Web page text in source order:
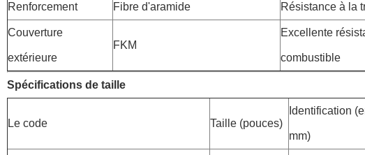
Renforcement Fibre d'aramide Résistance à la
Couverture
extérieure
FKM
Excellente
combustible
Spécifications de taille
Le code Taille (pouces)
Identification
mm)